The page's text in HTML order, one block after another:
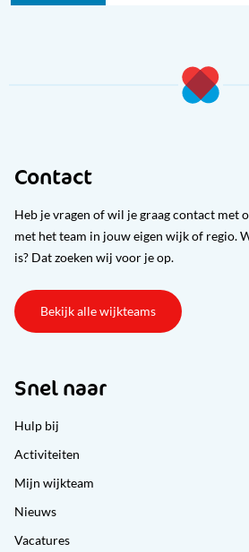
Contact
Heb je vragen of wil je graag contact met
met het team in jouw eigen wijk of regio.
is? Dat zoeken wij voor je op.
Bekijk alle wijkteams
Snel naar
Hulp bij
Activiteiten
Mijn wijkteam
Nieuws
Vacatures